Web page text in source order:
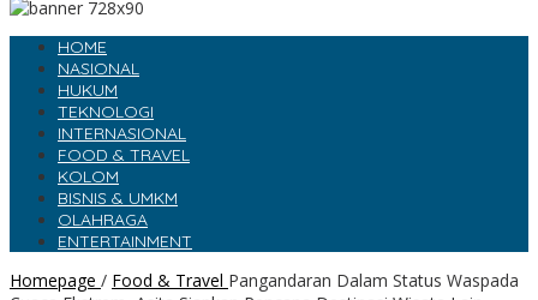
HOME
NASIONAL
HUKUM
TEKNOLOGI
INTERNASIONAL
FOOD & TRAVEL
KOLOM
BISNIS & UMKM
OLAHRAGA
ENTERTAINMENT
Homepage / Food & Travel Pangandaran Dalam Status Waspada